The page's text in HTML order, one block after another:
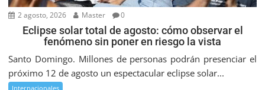
2 agosto, 2026 Master 0
Eclipse solar total de agosto: cómo observar el
fenómeno sin poner en riesgo la vista
Santo Domingo. Millones de personas podrán presenciar el
próximo 12 de agosto un espectacular eclipse solar...
Internacionales